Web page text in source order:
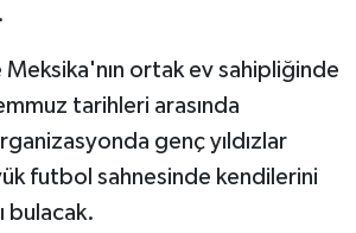
Meksika'nın ortak ev sahipliğinde
tarihleri arasında
genç yıldızlar
futbol sahnesinde kendilerini
bulacak.